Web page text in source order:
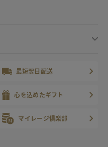
最短翌日配送
心を込めたギフト
マイレージ倶楽部